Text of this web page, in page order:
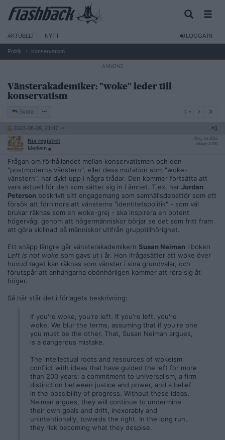
AKTUELLT NYTT LOGGA IN
Politik Konservatism
Vänsterakademiker: "woke" leder till
konservatism
Svara
2023-08-09, 21:47 #1
Nix-registret
Medlem
Reg: Jul 2012
Inlägg: 4 190
Frågan om förhållandet mellan konservatismen och den
"postmoderna vänstern", eller dess mutation som "woke-
vänstern", har dykt upp i några trådar. Den kommer fortsätta att
vara aktuell för den som sätter sig in i ämnet. T.ex. har Jordan
Peterson beskrivit sitt engagemang som samhällsdebattör som ett
försök att förhindra att vänsterns "identitetspolitik" - som väl
brukar räknas som en woke-grej - ska inspirera en potent
högervåg, genom att högermänniskor börjar se det som fritt fram
att göra skillnad på människor utifrån grupptillhörighet.
Ett snäpp längre går vänsterakademikern Susan Neiman i boken
Left is not woke som gavs ut i år. Hon ifrågasätter att woke över
huvud taget kan räknas som vänster i sina grundvalar, och
förutspår att anhängarna obönhörligen kommer att röra sig åt
höger.
Så här står det i förlagets beskrivning:
If you're woke, you're left. If you're left, you're
woke. We blur the terms, assuming that if you're one
you must be the other. That, Susan Neiman argues,
is a dangerous mistake.
The intellectual roots and resources of wokeism
conflict with ideas that have guided the left for more
than 200 years: a commitment to universalism, a firm
distinction between justice and power, and a belief
in the possibility of progress. Without these ideas,
Neiman argues, they will continue to undermine
their own goals and drift, inexorably and
unintentionally, towards the right. In the long run,
they risk becoming what they despise.